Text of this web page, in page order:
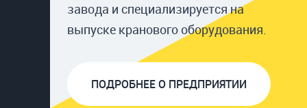
завода и специализируется на
выпуске кранового оборудования.
ПОДРОБНЕЕ О ПРЕДПРИЯТИИ